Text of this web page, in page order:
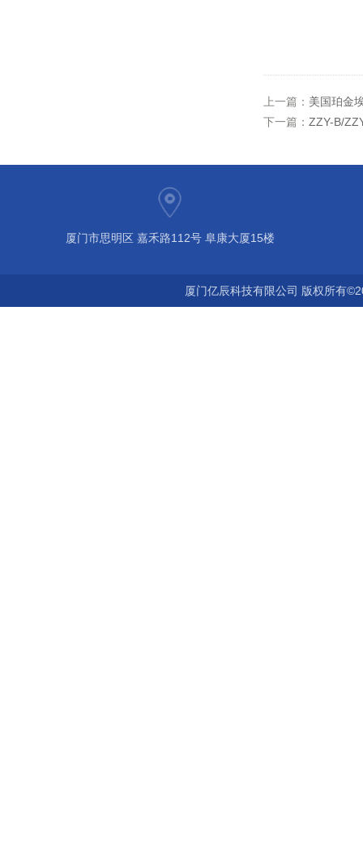
上一篇： 美国珀金
下一篇： ZZY-B/
厦门市思明区 嘉禾路112号 阜康大厦15楼
厦门亿辰科技有限公司 版权所有